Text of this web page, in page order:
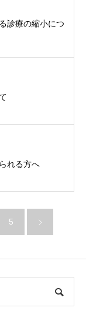
診療の縮小につ
れる方へ
5